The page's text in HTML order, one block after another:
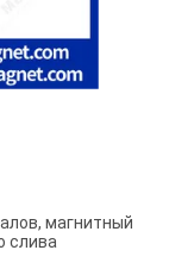
магнитный
слива